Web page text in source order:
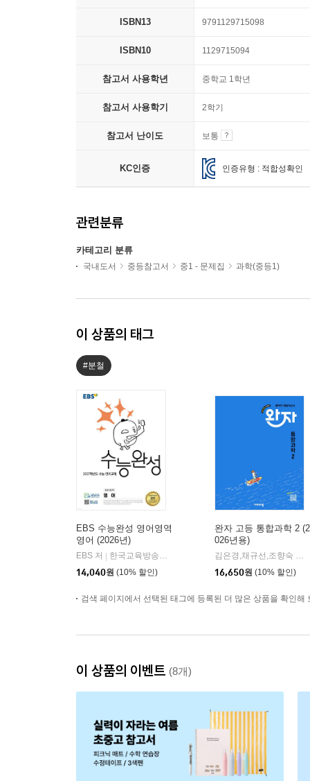
ISBN13 9791129715098
ISBN10 1129715094
참고서 사용학년 중학교 1학년
참고서 사용학기 2학기
참고서 난이도 보통
KC인증 인증유형 : 적합성확인
관련분류
카테고리 분류
국내도서 중등참고서 중1 - 문제집 과학(중등1)
이 상품의 태그
#분철
EBS 수능완성 영어영역
영어 (2026년)
EBS 저
한국교육방송공사
14,040원 (10% 할인)
완자 고등 통합과학 2 (2
026년용)
김은경,채규선,조향숙 등저
16,650원 (10% 할인)
검색 페이지에서 선택된 태그에 등록된 더 많은 상품을 확인해
이 상품의 이벤트 (8개)